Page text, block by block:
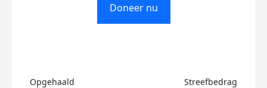
Doneer nu
Opgehaald Streefbedrag